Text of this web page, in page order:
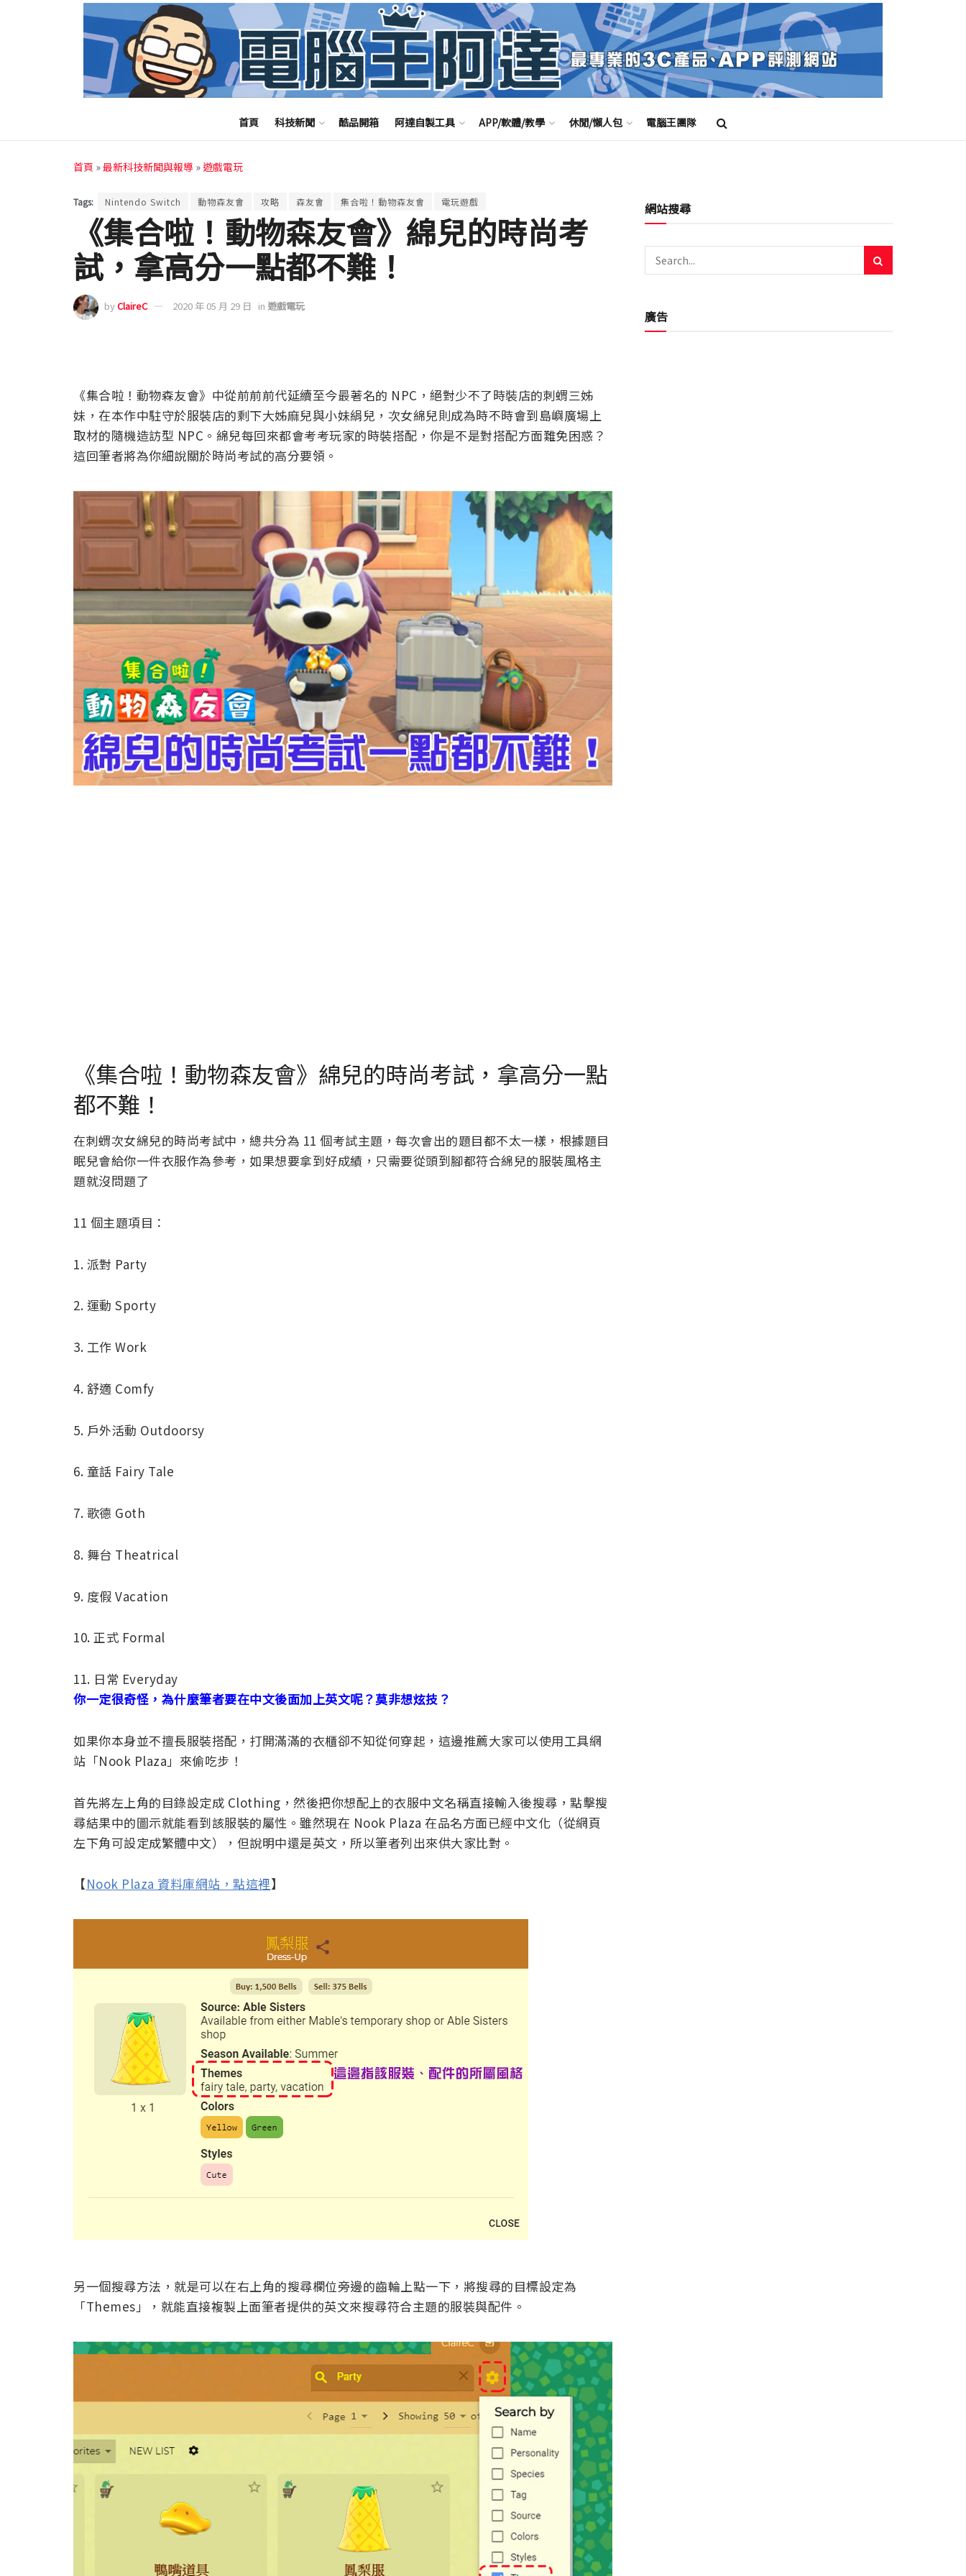
首頁 科技新聞 酷品開箱 阿達自製工具 APP/軟體/教學 休閒/懶人包 電腦王團隊
首頁 »最新科技新聞與報導 »遊戲電玩
Tags: Nintendo Switch 動物森友會 攻略 森友會 集合啦！動物森友會 電玩遊戲
《集合啦！動物森友會》綿兒的時尚考
試，拿高分一點都不難！
byClaireC 2020 年 05 月 29 日 in 遊戲電玩
《集合啦！動物森友會》中從前前前代延續至今最著名的 NPC，絕對少不了時裝店的刺蝟三姊
妹，在本作中駐守於服裝店的剩下大姊麻兒與小妹絹兒，次女綿兒則成為時不時會到島嶼廣場上
取材的隨機造訪型 NPC。綿兒每回來都會考考玩家的時裝搭配，你是不是對搭配方面難免困惑？
這回筆者將為你細說關於時尚考試的高分要領。
《集合啦！動物森友會》綿兒的時尚考試，拿高分一點
都不難！
在刺蝟次女綿兒的時尚考試中，總共分為 11 個考試主題，每次會出的題目都不太一樣，根據題目
眠兒會給你一件衣服作為參考，如果想要拿到好成績，只需要從頭到腳都符合綿兒的服裝風格主
題就沒問題了
11 個主題項目：
1. 派對 Party
2. 運動 Sporty
3. 工作 Work
4. 舒適 Comfy
5. 戶外活動 Outdoorsy
6. 童話 Fairy Tale
7. 歌德 Goth
8. 舞台 Theatrical
9. 度假 Vacation
10. 正式 Formal
11. 日常 Everyday
你一定很奇怪，為什麼筆者要在中文後面加上英文呢？莫非想炫技？
如果你本身並不擅長服裝搭配，打開滿滿的衣櫃卻不知從何穿起，這邊推薦大家可以使用工具網
站「Nook Plaza」來偷吃步！
首先將左上角的目錄設定成 Clothing，然後把你想配上的衣服中文名稱直接輸入後搜尋，點擊搜
尋結果中的圖示就能看到該服裝的屬性。雖然現在 Nook Plaza 在品名方面已經中文化（從網頁
左下角可設定成繁體中文），但說明中還是英文，所以筆者列出來供大家比對。
【Nook Plaza 資料庫網站，點這裡】
另一個搜尋方法，就是可以在右上角的搜尋欄位旁邊的齒輪上點一下，將搜尋的目標設定為
「Themes」，就能直接複製上面筆者提供的英文來搜尋符合主題的服裝與配件。
網站搜尋
廣告